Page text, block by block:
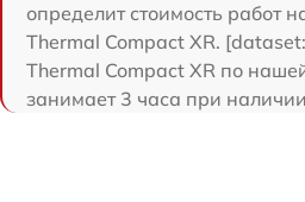
определит стоимость работ
Thermal Compact XR.
Thermal Compact XR по
занимает 3 часа при